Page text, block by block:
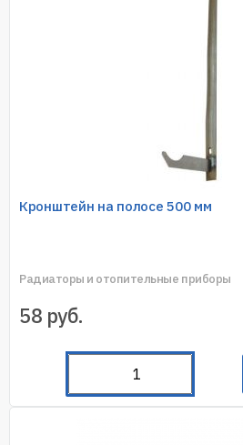
Кронштейн на полосе 500 мм
Радиаторы и отопительные приборы
58 руб.